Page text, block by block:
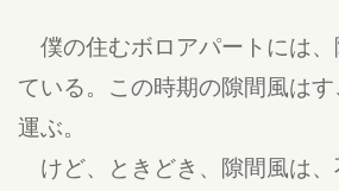
僕の住むボロアパートには
ている。この時期の隙間風は
運ぶ。
けど、ときどき、隙間風は